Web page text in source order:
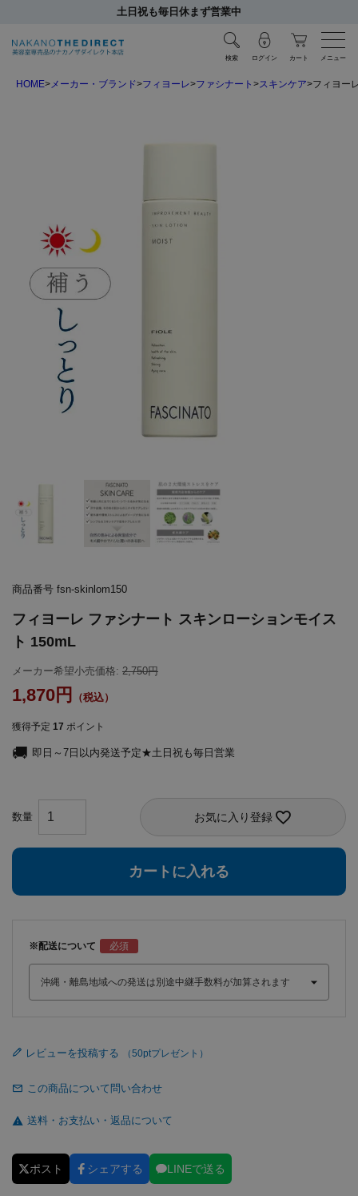
土日祝も毎日休まず営業中
検索 ログイン カート メニュー
HOME メーカー・ブランド フィヨーレ ファシナート スキンケア フィヨー
商品番号 fsn-skinlom150
フィヨーレ ファシナート スキンローションモイス
ト 150mL
メーカー希望小売価格: 2,750
1,870
獲得予定 17 ポイント
即日～7日以内発送予定★土日祝も毎日営業
お気に入り登録
カートに入れる
※配送について
レビューを投稿する
この商品について問い合わせ
送料・お支払い・返品について
ポスト シェアする LINEで送る